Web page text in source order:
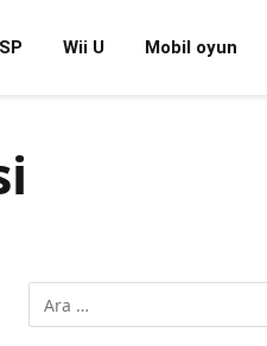
Wii U Mobil oyun